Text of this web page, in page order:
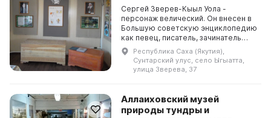
Сергей Зверев-Кыыл Уола -
персонаж велический. Он внесен в
Большую советскую энциклопедию
как певец, писатель, зачинатель
якутской сценической
танцевальной культуры,
непревзойденный знаток
народного и...
Республика Саха (Якутия),
Сунтарский улус, село Ыгыатта,
улица Зверева, 37
Аллаиховский музей
природы тундры и